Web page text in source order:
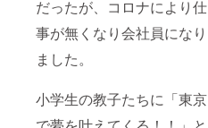
だったが、コロナにより仕
事が無くなり会社員になり
ました。
小学生の教子たちに「東京